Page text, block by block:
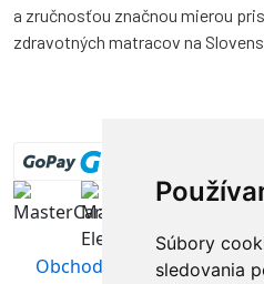
Súbory
sledovania
a zručnosťou značnou mierou
zdravotných matracov na
Obchodné podmienky|